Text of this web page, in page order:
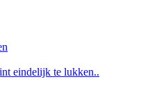
eindelijk te lukken..